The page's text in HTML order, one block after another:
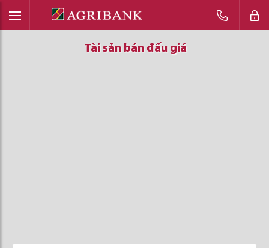
Tài sản bán đấu giá
Tài sản bán đấu giá
Tài sản bán đấu giá